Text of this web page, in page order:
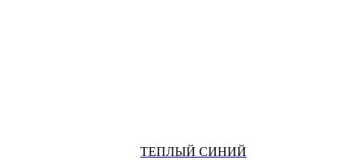
ТЕПЛЫЙ СИНИЙ